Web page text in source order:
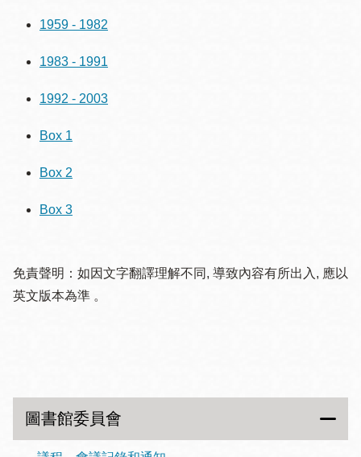
1959 - 1982
1983 - 1991
1992 - 2003
Box 1
Box 2
Box 3
免責聲明：如因文字翻譯理解不同, 導致內容有所出入, 應以
英文版本為準 。
圖書館委員會